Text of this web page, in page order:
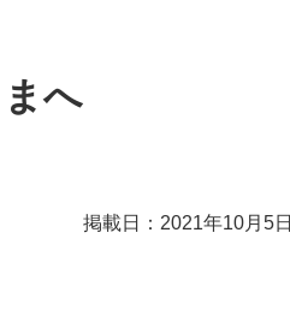
へ
掲載日：2021年10月5日